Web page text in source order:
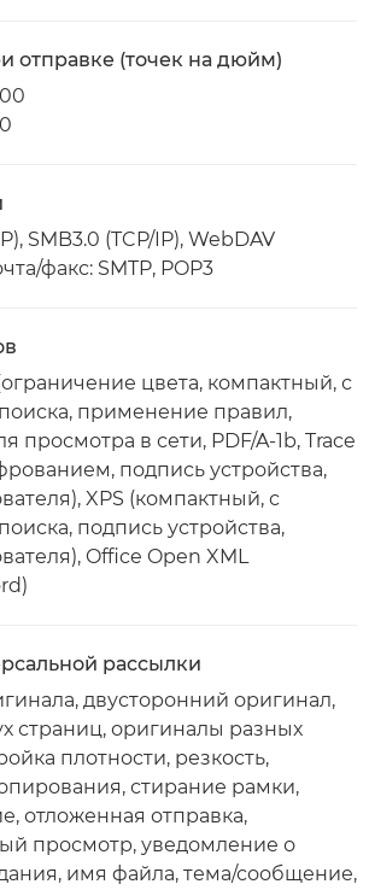
отправке (точек на дюйм)
SMB3.0 (TCP/IP), WebDAV
факс: SMTP, POP3
(ограничение цвета, компактный, с
применение правил,
просмотра в сети, PDF/A-1b, Trace
подпись устройства,
XPS (компактный, с
подпись устройства,
Office Open XML
рассылки
двусторонний оригинал,
страниц, оригиналы разных
плотности, резкость,
стирание рамки,
отложенная отправка,
просмотр, уведомление о
имя файла, тема/сообщение,